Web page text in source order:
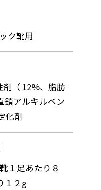
ク靴用
（ 12%、脂肪
鎖アルキルベン
化剤
１足あたり８
１２g